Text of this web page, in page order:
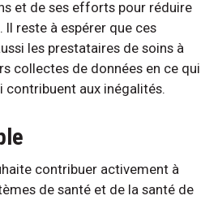
et de ses efforts pour réduire
Il reste à espérer que ces
les prestataires de soins à
collectes de données en ce qui
aux inégalités.
contribuer activement à
de santé et de la santé de